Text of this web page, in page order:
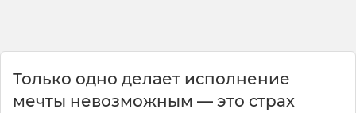
Только одно делает исполнение
мечты невозможным — это страх